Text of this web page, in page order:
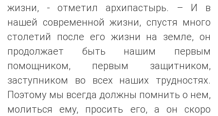
жизни, - отметил архипастырь. – И в
нашей современной жизни, спустя много
столетий после его жизни на земле, он
продолжает быть нашим первым
помощником, первым защитником,
заступником во всех наших трудностях.
Поэтому мы всегда должны помнить о нем,
молиться ему, просить его, а он скоро